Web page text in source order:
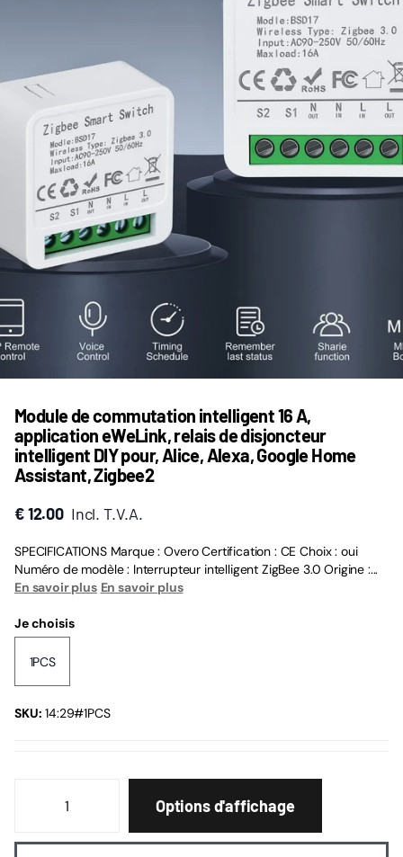
Module de commutation intelligent 16 A,
application eWeLink, relais de disjoncteur
intelligent DIY pour, Alice, Alexa, Google Home
Assistant, Zigbee2
€ 12.00 Incl. T.V.A.
SPECIFICATIONS Marque : Overo Certification : CE Choix : oui
Numéro de modèle : Interrupteur intelligent ZigBee 3.0 Origine :...
En savoir plus En savoir plus
Je choisis
1PCS
SKU: 14:29#1PCS
Options d'affichage